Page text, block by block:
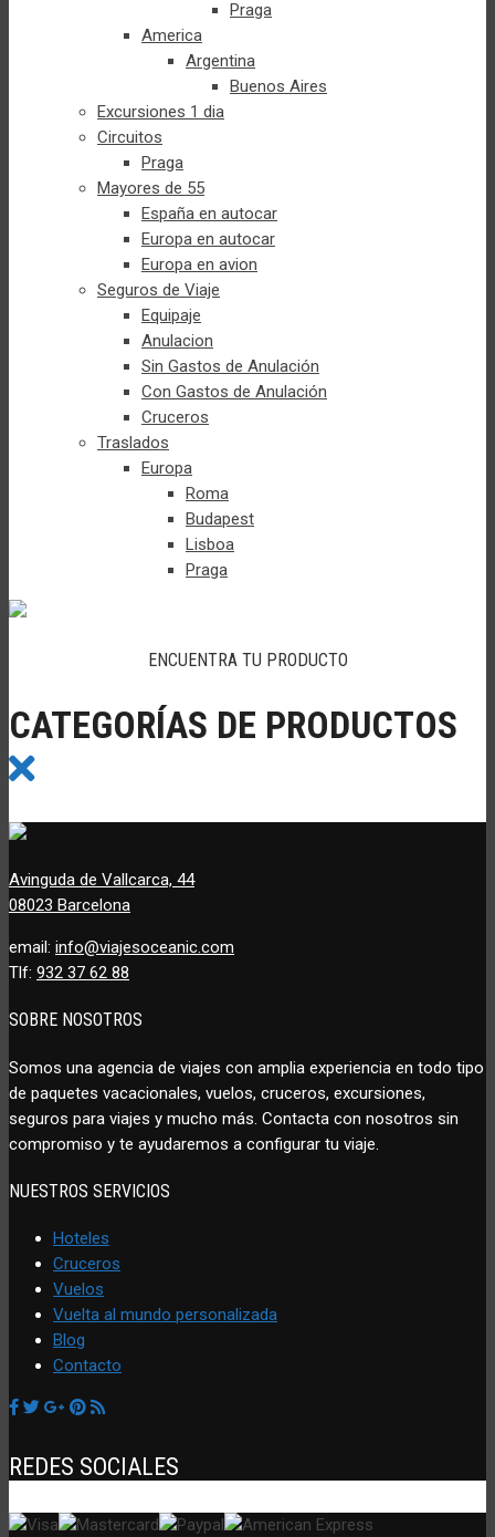
Praga
America
Argentina
Buenos Aires
Excursiones 1 dia
Circuitos
Praga
Mayores de 55
España en autocar
Europa en autocar
Europa en avion
Seguros de Viaje
Equipaje
Anulacion
Sin Gastos de Anulación
Con Gastos de Anulación
Cruceros
Traslados
Europa
Roma
Budapest
Lisboa
Praga
ENCUENTRA TU PRODUCTO
CATEGORÍAS DE PRODUCTOS
Avinguda de Vallcarca, 44
08023 Barcelona
email: info@viajesoceanic.com
Tlf: 932 37 62 88
SOBRE NOSOTROS
Somos una agencia de viajes con amplia experiencia en todo tipo
de paquetes vacacionales, vuelos, cruceros, excursiones,
seguros para viajes y mucho más. Contacta con nosotros sin
compromiso y te ayudaremos a configurar tu viaje.
NUESTROS SERVICIOS
Hoteles
Cruceros
Vuelos
Vuelta al mundo personalizada
Blog
Contacto
REDES SOCIALES